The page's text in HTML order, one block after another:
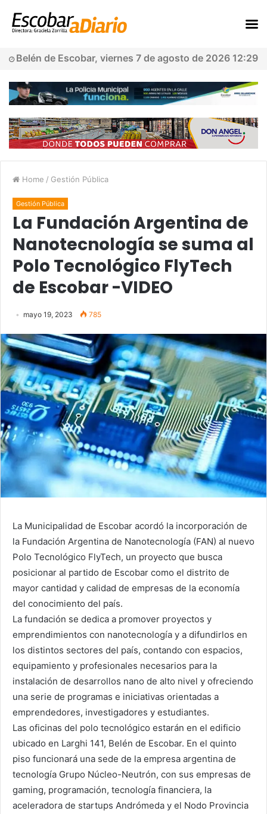
Belén de Escobar, viernes 7 de agosto de 2026 12:29
Home / Gestión Pública
Gestión Pública
La Fundación Argentina de
Nanotecnología se suma al
Polo Tecnológico FlyTech
de Escobar -VIDEO
mayo 19, 2023 785
La Municipalidad de Escobar acordó la incorporación de
la Fundación Argentina de Nanotecnología (FAN) al nuevo
Polo Tecnológico FlyTech, un proyecto que busca
posicionar al partido de Escobar como el distrito de
mayor cantidad y calidad de empresas de la economía
del conocimiento del país.
La fundación se dedica a promover proyectos y
emprendimientos con nanotecnología y a difundirlos en
los distintos sectores del país, contando con espacios,
equipamiento y profesionales necesarios para la
instalación de desarrollos nano de alto nivel y ofreciendo
una serie de programas e iniciativas orientadas a
emprendedores, investigadores y estudiantes.
Las oficinas del polo tecnológico estarán en el edificio
ubicado en Larghi 141, Belén de Escobar. En el quinto
piso funcionará una sede de la empresa argentina de
tecnología Grupo Núcleo-Neutrón, con sus empresas de
gaming, programación, tecnología financiera, la
aceleradora de startups Andrómeda y el Nodo Provincia